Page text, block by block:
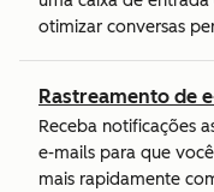
otimizar conversas
Rastreamento de
Receba notificações
e-mails para que
mais rapidamente